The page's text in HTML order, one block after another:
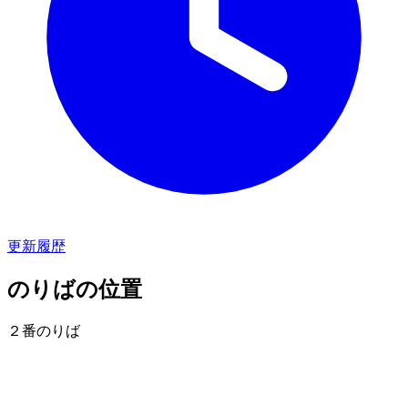
更新履歴
のりばの位置
２番のりば